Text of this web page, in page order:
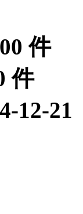
件
件
12-21